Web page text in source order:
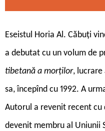
Eseistul Horia Al. Căbuți
a debutat cu un volum de
tibetană a morților, lucrare
sa, începînd cu 1992. A
Autorul a revenit recent cu
devenit membru al Uniunii